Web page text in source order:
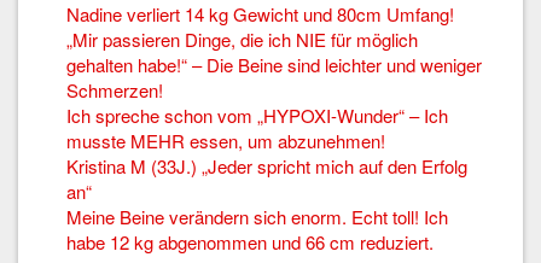
Nadine verliert 14 kg Gewicht und 80cm Umfang!
„Mir passieren Dinge, die ich NIE für möglich
gehalten habe!“ – Die Beine sind leichter und weniger
Schmerzen!
Ich spreche schon vom „HYPOXI-Wunder“ – Ich
musste MEHR essen, um abzunehmen!
Kristina M (33J.) „Jeder spricht mich auf den Erfolg
an“
Meine Beine verändern sich enorm. Echt toll! Ich
habe 12 kg abgenommen und 66 cm reduziert.